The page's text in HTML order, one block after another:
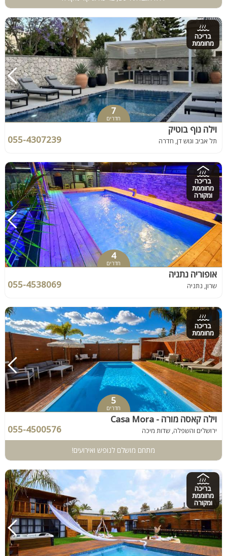
בריכה
מחוממת
7
חדרים
וילה נוף בוטיק
תל אביב וגוש דן, חדרה 055-4307239
בריכה
מחוממת
ומקורה
4
חדרים
אופוריה נתניה
שרון, נתניה 055-4538069
בריכה
מחוממת
5
חדרים
וילה קאסה מורה - Casa Mora
ירושלים והשפלה, שדות מיכה 055-4500576
מתחם מושלם לנופש ואירועים!
בריכה
מחוממת
ומקורה